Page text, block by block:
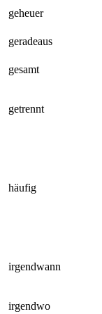
geheuer
geradeaus
gesamt
getrennt
häufig
irgendwann
irgendwo